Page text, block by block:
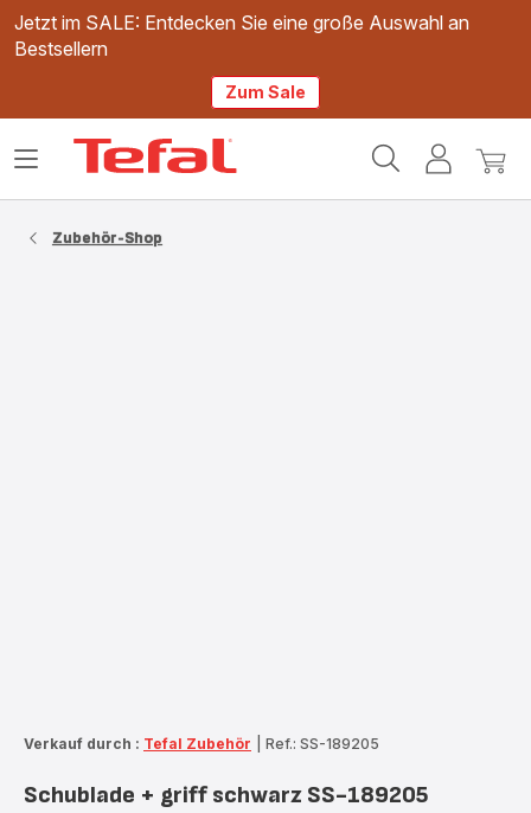
Jetzt im SALE: Entdecken Sie eine große Auswahl an
Bestsellern
Zum Sale
Mein
Mein
Das
Zubehör-Shop
Verkauf durch : Tefal Zubehör Ref.: SS-189205
Schublade + griff schwarz SS-189205